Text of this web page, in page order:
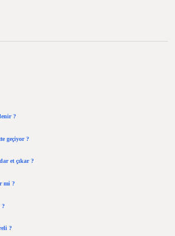
?
geçiyor ?
et çıkar ?
mi ?
?
?